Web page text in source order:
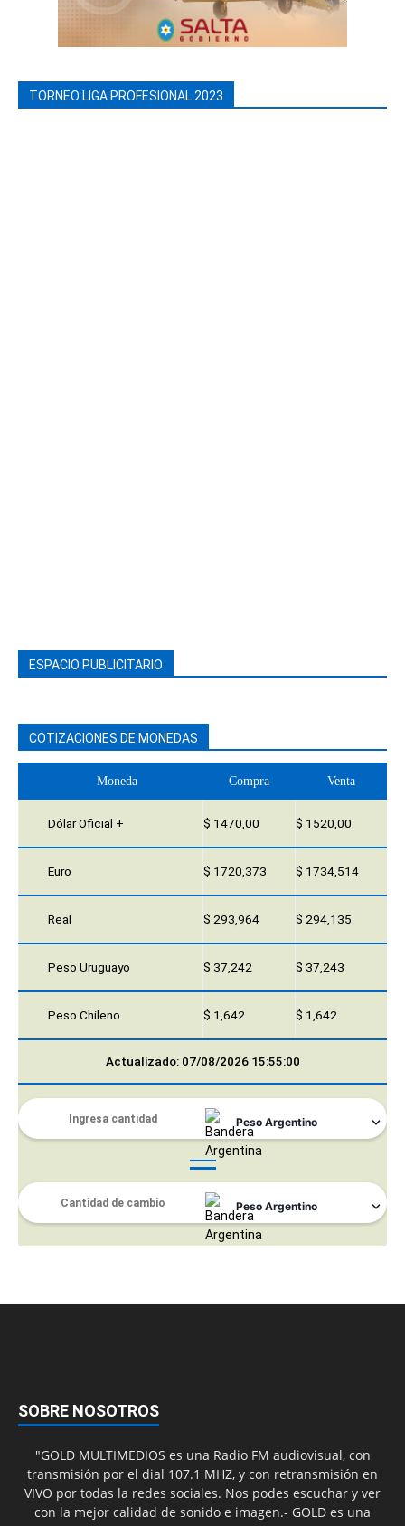
TORNEO LIGA PROFESIONAL 2023
ESPACIO PUBLICITARIO
COTIZACIONES DE MONEDAS
Moneda Compra Venta
Dólar Oficial + $ 1470,00 $ 1520,00
Euro $ 1720,373 $ 1734,514
Real $ 293,964 $ 294,135
Peso Uruguayo $ 37,242 $ 37,243
Peso Chileno $ 1,642 $ 1,642
Actualizado: 07/08/2026 15:55:00
SOBRE NOSOTROS
"GOLD MULTIMEDIOS es una Radio FM audiovisual, con
transmisión por el dial 107.1 MHZ, y con retransmisión en
VIVO por todas la redes sociales. Nos podes escuchar y ver
con la mejor calidad de sonido e imagen.- GOLD es una